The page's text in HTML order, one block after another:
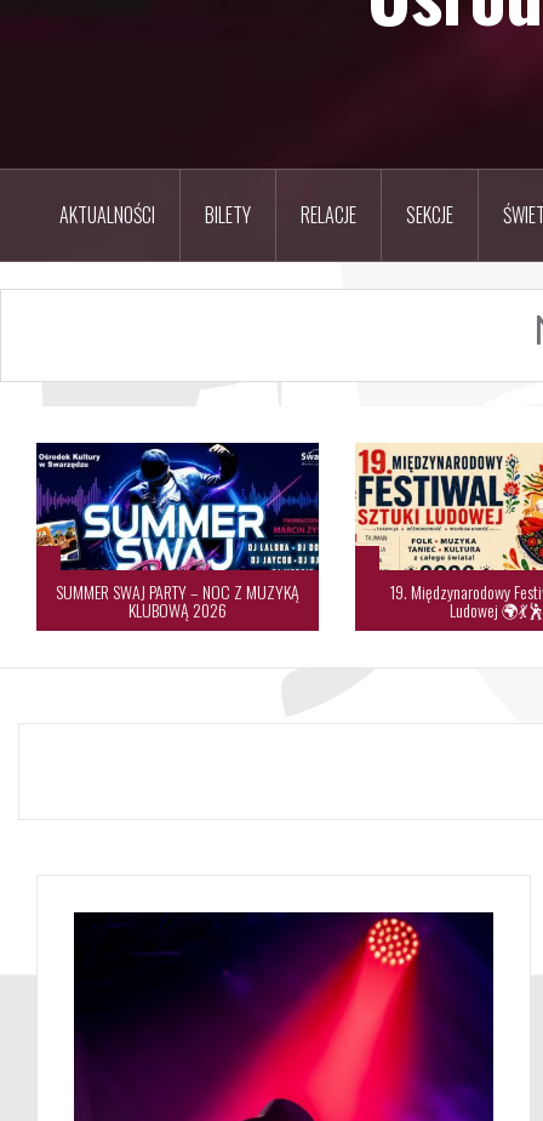
AKTUALNOŚCI BILETY RELACJE SEKCJE
SUMMER SWAJ PARTY – NOC Z MUZYKĄ
KLUBOWĄ 2026
19. Międzynarodowy
Ludowej 🌍💃🕺